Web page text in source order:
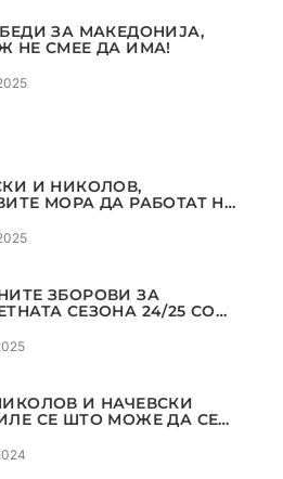
ЗА МАКЕДОНИЈА,
НЕ СМЕЕ ДА ИМА!
И НИКОЛОВ,
МОРА ДА РАБОТАТ НА
ЗБОРОВИ ЗА
СЕЗОНА 24/25 СО
И НАЧЕВСКИ
СЕ ШТО МОЖЕ ДА СЕ